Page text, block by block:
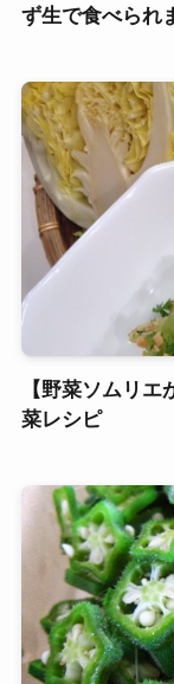
ず生で食べられ
【野菜ソムリ
菜レシピ